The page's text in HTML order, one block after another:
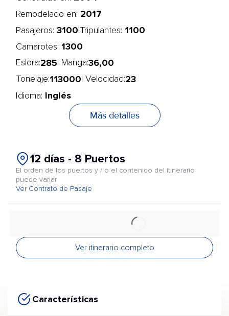
Remodelado en: 2017
Pasajeros: 3100 Tripulantes: 1100
Camarotes: 1300
Eslora:285 | Manga:36,00
Tonelaje:113000 | Velocidad:23
Idioma: Inglés
Más detalles
12 días - 8 Puertos
El orden de los puertos y / o el contenido del itinerario
puede variar
Ver Contrato de Pasaje
Ver itinerario completo
Características